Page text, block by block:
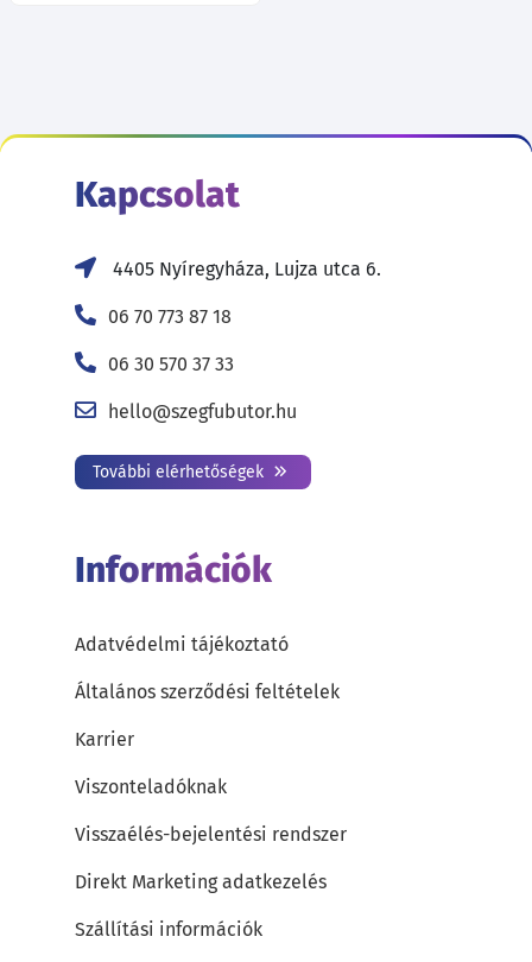
Kapcsolat
4405 Nyíregyháza, Lujza utca 6.
06 70 773 87 18
06 30 570 37 33
hello@szegfubutor.hu
További elérhetőségek
Információk
Adatvédelmi tájékoztató
Általános szerződési feltételek
Karrier
Viszonteladóknak
Visszaélés-bejelentési rendszer
Direkt Marketing adatkezelés
Szállítási információk